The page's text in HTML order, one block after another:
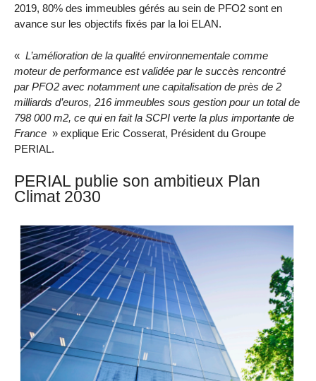
2019, 80% des immeubles gérés au sein de PFO2 sont en
avance sur les objectifs fixés par la loi ELAN.
« L’amélioration de la qualité environnementale comme
moteur de performance est validée par le succès rencontré
par PFO2 avec notamment une capitalisation de près de 2
milliards d’euros, 216 immeubles sous gestion pour un total de
798 000 m2, ce qui en fait la SCPI verte la plus importante de
France » explique Eric Cosserat, Président du Groupe
PERIAL.
PERIAL publie son ambitieux Plan
Climat 2030